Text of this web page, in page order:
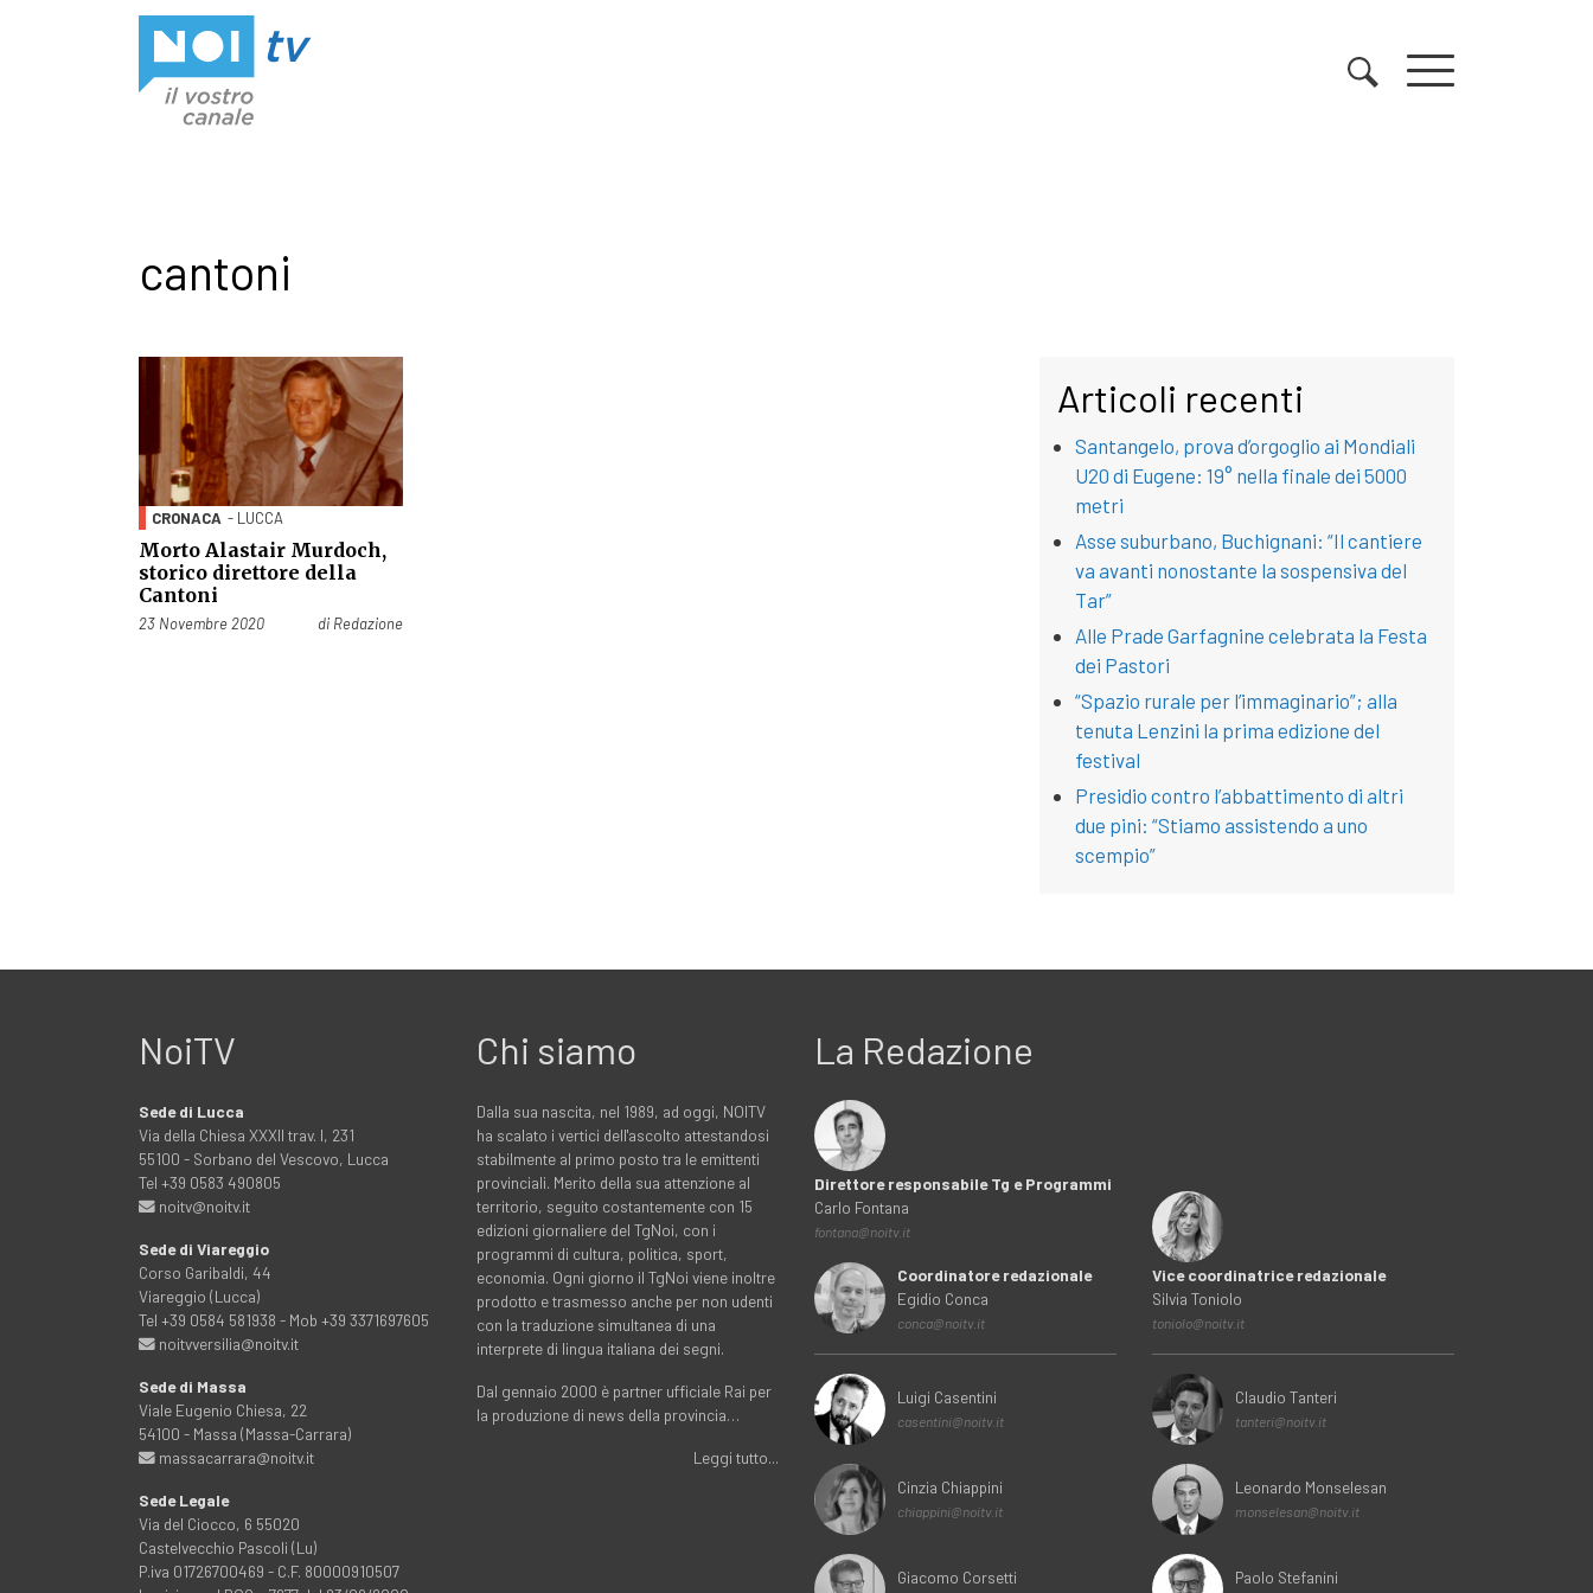
cantoni
CRONACA - LUCCA
Morto Alastair Murdoch,
storico direttore della
Cantoni
Pubblicato il
23 Novembre 2020 di Redazione
Articoli recenti
Santangelo, prova d’orgoglio ai Mondiali
U20 di Eugene: 19° nella finale dei 5000
metri
Asse suburbano, Buchignani: “Il cantiere
va avanti nonostante la sospensiva del
Tar”
Alle Prade Garfagnine celebrata la Festa
dei Pastori
“Spazio rurale per l’immaginario”; alla
tenuta Lenzini la prima edizione del
festival
Presidio contro l’abbattimento di altri
due pini: “Stiamo assistendo a uno
scempio”
NoiTV
Sede di Lucca
Via della Chiesa XXXII trav. I, 231
55100 - Sorbano del Vescovo, Lucca
Tel +39 0583 490805
noitv@noitv.it
Sede di Viareggio
Corso Garibaldi, 44
Viareggio (Lucca)
Tel +39 0584 581938 - Mob +39 3371697605
noitvversilia@noitv.it
Sede di Massa
Viale Eugenio Chiesa, 22
54100 - Massa (Massa-Carrara)
massacarrara@noitv.it
Sede Legale
Via del Ciocco, 6 55020
Castelvecchio Pascoli (Lu)
P.iva 01726700469 - C.F. 80000910507
Chi siamo
Dalla sua nascita, nel 1989, ad oggi, NOITV
ha scalato i vertici dell'ascolto attestandosi
stabilmente al primo posto tra le emittenti
provinciali. Merito della sua attenzione al
territorio, seguito costantemente con 15
edizioni giornaliere del TgNoi, con i
programmi di cultura, politica, sport,
economia. Ogni giorno il TgNoi viene inoltre
prodotto e trasmesso anche per non udenti
con la traduzione simultanea di una
interprete di lingua italiana dei segni.
Dal gennaio 2000 è partner ufficiale Rai per
la produzione di news della provincia…
Leggi tutto...
La Redazione
Direttore responsabile Tg e Programmi
Carlo Fontana
fontana@noitv.it
Coordinatore redazionale
Egidio Conca
conca@noitv.it
Luigi Casentini
casentini@noitv.it
Cinzia Chiappini
chiappini@noitv.it
Giacomo Corsetti
Vice coordinatrice redazionale
Silvia Toniolo
toniolo@noitv.it
Claudio Tanteri
tanteri@noitv.it
Leonardo Monselesan
monselesan@noitv.it
Paolo Stefanini